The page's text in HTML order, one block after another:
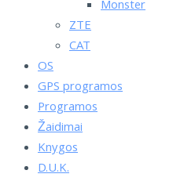
Monster
ZTE
CAT
OS
GPS programos
Programos
Žaidimai
Knygos
D.U.K.